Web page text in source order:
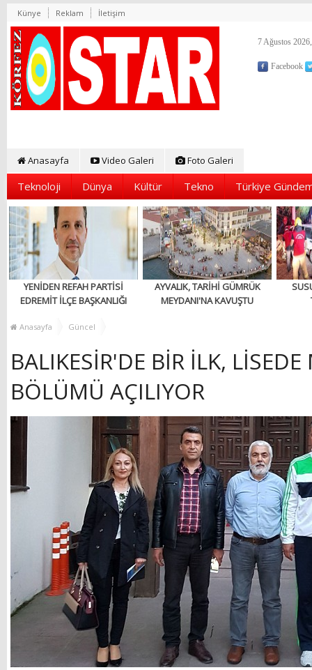
Künye Reklam İletişim
7 Ağustos
Facebook
Anasayfa Video Galeri Foto Galeri
Teknoloji Dünya Kültür Tekno Türkiye
YENİDEN REFAH PARTİSİ
EDREMİT İLÇE BAŞKANLIĞI
AÇILIYOR!
AYVALIK, TARİHİ GÜMRÜK
MEYDANI'NA KAVUŞTU
Anasayfa Güncel
BALIKESİR'DE BİR İLK,
BÖLÜMÜ AÇILIYOR